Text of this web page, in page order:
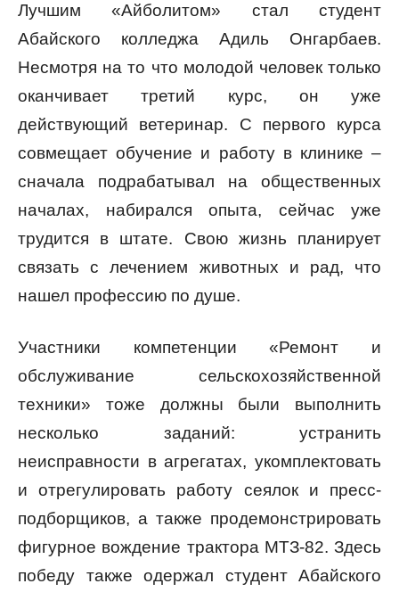
Лучшим «Айболитом» стал студент
Абайского колледжа Адиль Онгарбаев.
Несмотря на то что молодой человек только
оканчивает третий курс, он уже
действующий ветеринар. С первого курса
совмещает обучение и работу в клинике –
сначала подрабатывал на общественных
началах, набирался опыта, сейчас уже
трудится в штате. Свою жизнь планирует
связать с лечением животных и рад, что
нашел профессию по душе.
Участники компетенции «Ремонт и
обслуживание сельскохозяйственной
техники» тоже должны были выполнить
несколько заданий: устранить
неисправности в агрегатах, укомплектовать
и отрегулировать работу сеялок и пресс-
подборщиков, а также продемонстрировать
фигурное вождение трактора МТЗ-82. Здесь
победу также одержал студент Абайского